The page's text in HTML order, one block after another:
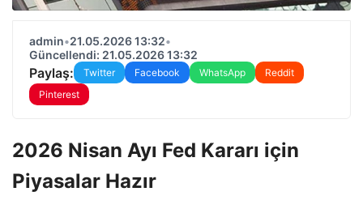
admin•21.05.2026 13:32•
Güncellendi: 21.05.2026 13:32
Paylaş: Twitter Facebook WhatsApp
Reddit
Pinterest
2026 Nisan Ayı Fed Kararı için
Piyasalar Hazır